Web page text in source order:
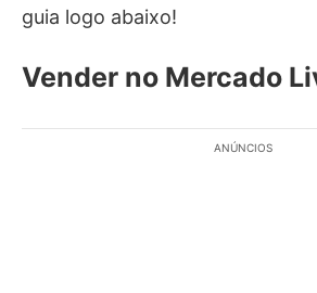
guia logo abaixo!
Vender no Mercado
ANÚNCIOS